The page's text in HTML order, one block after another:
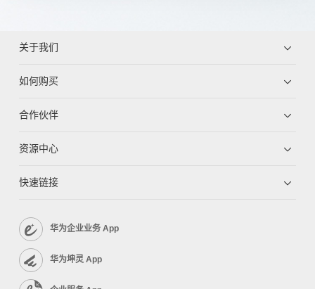
关于我们
如何购买
合作伙伴
资源中心
快速链接
华为企业业务 App
华为坤灵 App